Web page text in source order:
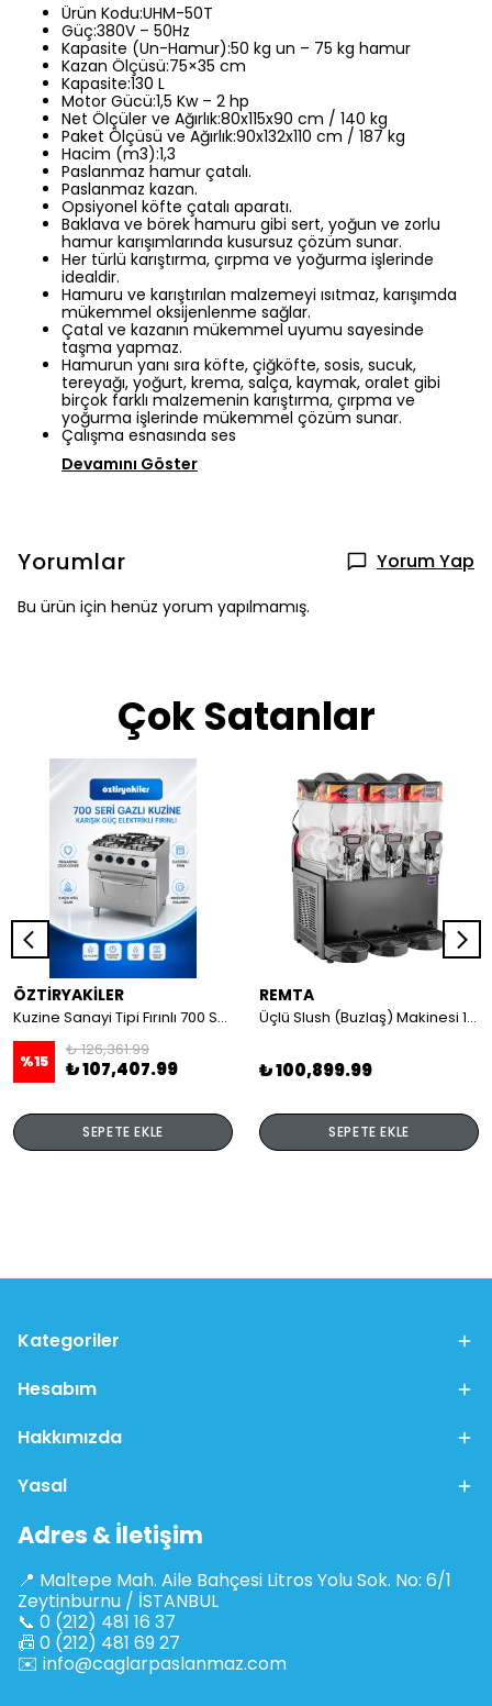
Ürün Kodu:UHM-50T
Güç:380V – 50Hz
Kapasite (Un-Hamur):50 kg un – 75 kg hamur
Kazan Ölçüsü:75×35 cm
Kapasite:130 L
Motor Gücü:1,5 Kw – 2 hp
Net Ölçüler ve Ağırlık:80x115x90 cm / 140 kg
Paket Ölçüsü ve Ağırlık:90x132x110 cm / 187 kg
Hacim (m3):1,3
Paslanmaz hamur çatalı.
Paslanmaz kazan.
Opsiyonel köfte çatalı aparatı.
Baklava ve börek hamuru gibi sert, yoğun ve zorlu
hamur karışımlarında kusursuz çözüm sunar.
Her türlü karıştırma, çırpma ve yoğurma işlerinde
idealdir.
Hamuru ve karıştırılan malzemeyi ısıtmaz, karışımda
mükemmel oksijenlenme sağlar.
Çatal ve kazanın mükemmel uyumu sayesinde
taşma yapmaz.
Hamurun yanı sıra köfte, çiğköfte, sosis, sucuk,
tereyağı, yoğurt, krema, salça, kaymak, oralet gibi
birçok farklı malzemenin karıştırma, çırpma ve
yoğurma işlerinde mükemmel çözüm sunar.
Çalışma esnasında ses
Devamını Göster
Yorumlar Yorum Yap
Bu ürün için henüz yorum yapılmamış.
Çok Satanlar
ÖZTİRYAKİLER
Kuzine Sanayi Tipi Fırınlı 700 Seri Gazlı 4 Açık Ateş 80x70x85 (Lp)-2X6Kw+2X7,5Kw+6Kw Elektrikli Fırın
%15
₺ 126,361.99
₺ 107,407.99
SEPETE EKLE
REMTA
Üçlü Slush (Buzlaş) Makinesi 12+12+12 lt
₺ 100,899.99
SEPETE EKLE
Kategoriler
Hesabım
Hakkımızda
Yasal
Adres & İletişim
📍 Maltepe Mah. Aile Bahçesi Litros Yolu Sok. No: 6/1
Zeytinburnu / İSTANBUL
📞 0 (212) 481 16 37
📠 0 (212) 481 69 27
✉️ info@caglarpaslanmaz.com